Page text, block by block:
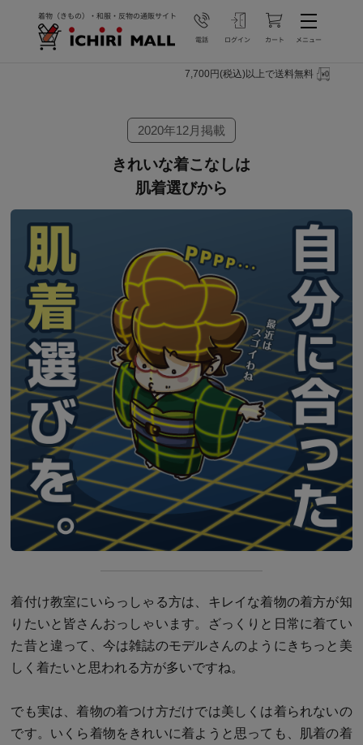
7,700円(税込)以上で送料無料
2020年12月掲載
きれいな着こなしは
肌着選びから
着付け教室にいらっしゃる方は、キレイな着物の着方が知
りたいと皆さんおっしゃいます。ざっくりと日常に着てい
た昔と違って、今は雑誌のモデルさんのようにきちっと美
しく着たいと思われる方が多いですね。
でも実は、着物の着つけ方だけでは美しくは着られないの
です。いくら着物をきれいに着ようと思っても、肌着の着